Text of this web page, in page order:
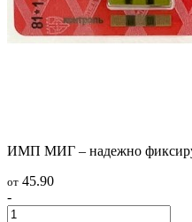
ИМП МИГ – надежно
от 45.90
-